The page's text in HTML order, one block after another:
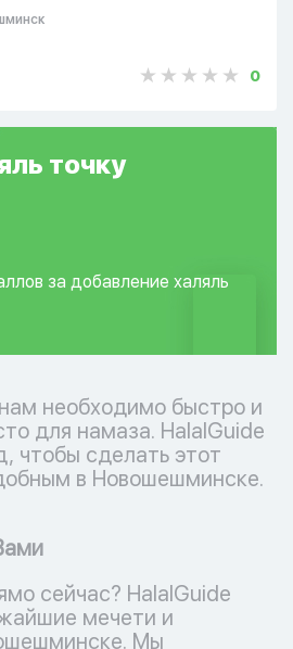
0
точку
за добавление халяль
необходимо быстро и
для намаза. HalalGuide
чтобы сделать этот
в Новошешминске.
сейчас? HalalGuide
мечети и
Мы